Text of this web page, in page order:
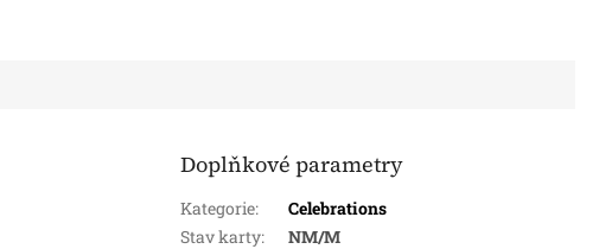
Doplňkové parametry
Kategorie:
Celebrations
Stav karty:
NM/M